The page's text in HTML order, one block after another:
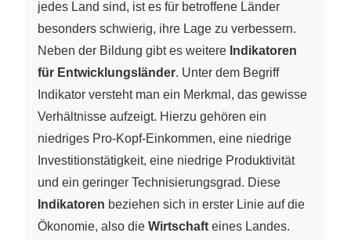
jedes Land sind, ist es für betroffene Länder
besonders schwierig, ihre Lage zu verbessern.
Neben der Bildung gibt es weitere Indikatoren
für Entwicklungsländer. Unter dem Begriff
Indikator versteht man ein Merkmal, das gewisse
Verhältnisse aufzeigt. Hierzu gehören ein
niedriges Pro-Kopf-Einkommen, eine niedrige
Investitionstätigkeit, eine niedrige Produktivität
und ein geringer Technisierungsgrad. Diese
Indikatoren beziehen sich in erster Linie auf die
Ökonomie, also die Wirtschaft eines Landes.